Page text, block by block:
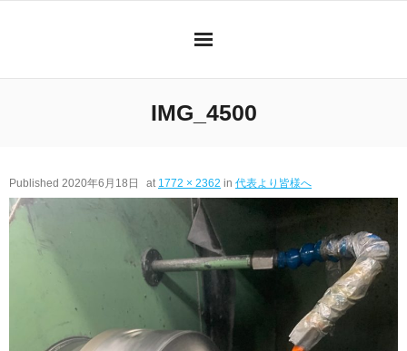
IMG_4500
Published 2020年6月18日 at 1772 × 2362 in 代表より皆様へ